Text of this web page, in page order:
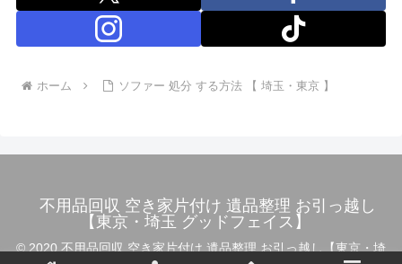
ホーム ソファー 処分 する方法 【 埼玉・東京 】
不用品回収 空き家片付け 遺品整理 お引っ越し
【東京・埼玉 グッドフェイス】
© 2020 不用品回収 空き家片付け 遺品整理 お引っ越し【東京・埼